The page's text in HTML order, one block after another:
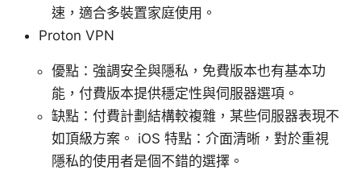
速，適合多裝置家庭使用。
Proton VPN
優點：強調安全與隱私，免費版本也有基本功
能，付費版本提供穩定性與伺服器選項。
缺點：付費計劃結構較複雜，某些伺服器表現不
如頂級方案。 iOS 特點：介面清晰，對於重視
隱私的使用者是個不錯的選擇。